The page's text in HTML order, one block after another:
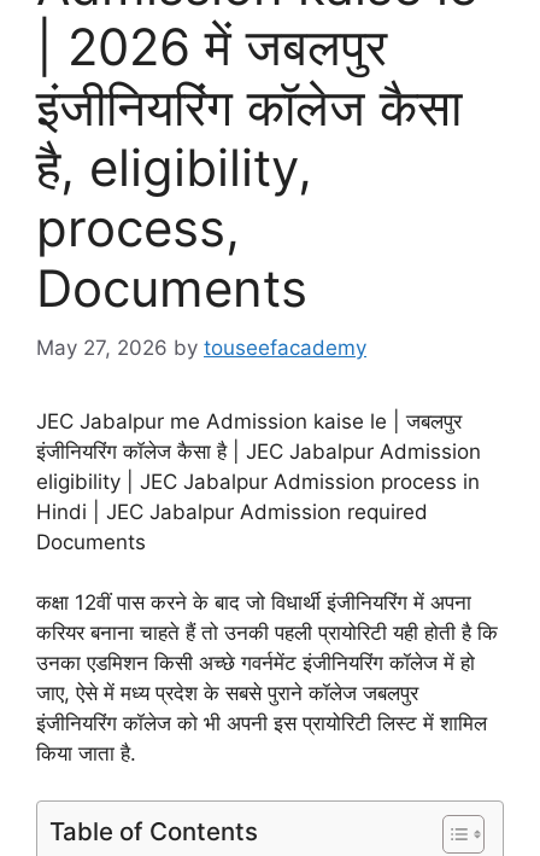
| 2026 में जबलपुर
इंजीनियरिंग कॉलेज कैसा
है, eligibility,
process,
Documents
May 27, 2026 by touseefacademy
JEC Jabalpur me Admission kaise le | जबलपुर
इंजीनियरिंग कॉलेज कैसा है | JEC Jabalpur Admission
eligibility | JEC Jabalpur Admission process in
Hindi | JEC Jabalpur Admission required
Documents
कक्षा 12वीं पास करने के बाद जो विधार्थी इंजीनियरिंग में अपना
करियर बनाना चाहते हैं तो उनकी पहली प्रायोरिटी यही होती है कि
उनका एडमिशन किसी अच्छे गवर्नमेंट इंजीनियरिंग कॉलेज में हो
जाए, ऐसे में मध्य प्रदेश के सबसे पुराने कॉलेज जबलपुर
इंजीनियरिंग कॉलेज को भी अपनी इस प्रायोरिटी लिस्ट में शामिल
किया जाता है.
Table of Contents